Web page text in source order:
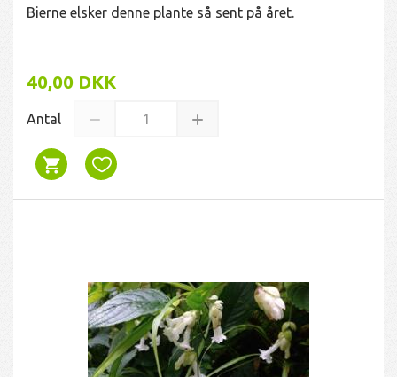
Bierne elsker denne plante så sent på året.
40,00 DKK
Antal